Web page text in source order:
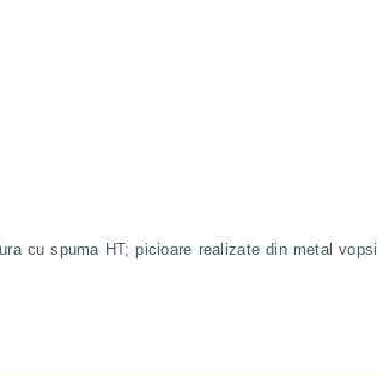
cu spuma HT; picioare realizate din metal